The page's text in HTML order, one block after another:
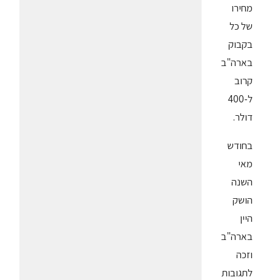
מחירו
של כל
בקבוק
בארה"ב
קרוב
ל-400
דולר.
בחודש
מאי
השנה
הושק
היין
בארה"ב
וזכה
לתגובות